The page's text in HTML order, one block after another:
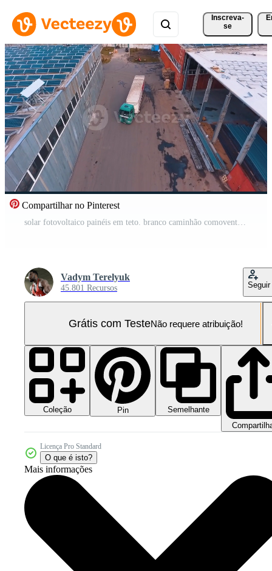
Inscreva-
se
Compartilhar no Pinterest
solar fotovoltaico painéis em teto. branco caminhão comovente entre industrial edifícios com ensolarado pilhas em telhados. aéreo visualizar. Vídeo Pro
Vadym Terelyuk
45.801 Recursos Seguir
Grátis com TesteNão requere atribuição!
Coleção Pin
Semelhante
Licença Pro Standard
O que é isto?
Mais informações